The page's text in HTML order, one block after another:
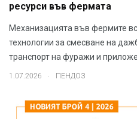
ресурси във фермата
Механизацията във фермите
технологии за смесване на
транспорт на фуражи и
1.07.2026 . ПЕНДОЗ